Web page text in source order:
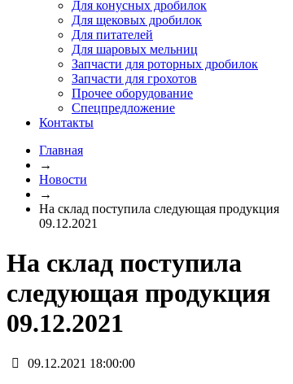
Для конусных дробилок
Для щековых дробилок
Для питателей
Для шаровых мельниц
Запчасти для роторных дробилок
Запчасти для грохотов
Прочее оборудование
Спецпредложение
Контакты
Главная
→
Новости
→
На склад поступила следующая продукция
09.12.2021
На склад поступила
следующая продукция
09.12.2021
09.12.2021 18:00:00